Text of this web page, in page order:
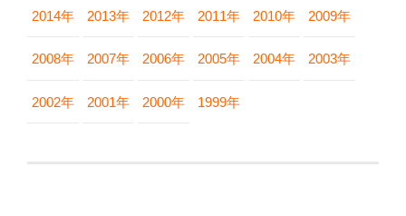
2014年 2013年 2012年 2011年 2010年 2009年
2008年 2007年 2006年 2005年 2004年 2003年
2002年 2001年 2000年 1999年